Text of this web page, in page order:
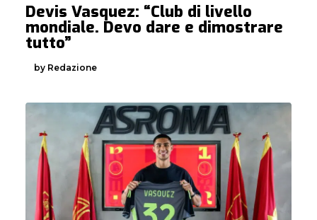
Devis Vasquez: “Club di livello
mondiale. Devo dare e dimostrare
tutto”
by Redazione